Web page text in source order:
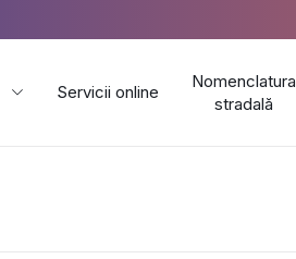
Servicii online
Nomenclatura
stradală